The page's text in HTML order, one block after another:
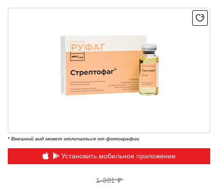
* Внешний вид может отличаться от фотографии
Установить мобильное приложение
1 381 ₽